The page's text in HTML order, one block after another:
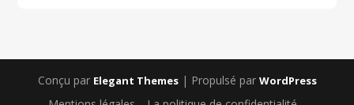
Conçu par Elegant Themes| Propulsé par WordPress